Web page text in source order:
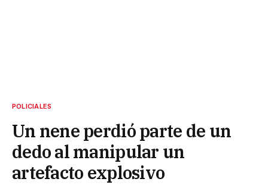
POLICIALES
Un nene perdió parte de un
dedo al manipular un
artefacto explosivo